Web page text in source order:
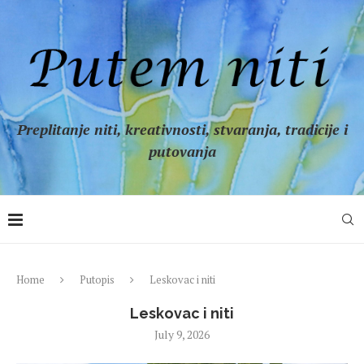
Preplitanje niti, kreativnosti, stvaranja, tradicije i
putovanja
Home Putopis Leskovac i niti
Leskovac i niti
July 9, 2026